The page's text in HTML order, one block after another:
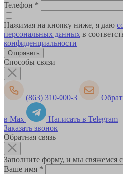
Телефон *
Нажимая на кнопку ниже, я даю
персональных данных в
конфиденциальности
Способы связи
(863) 310-000-3
в Max
Написать в Telegram
Заказать звонок
Обратная связь
Заполните форму, и мы свяжемся
Ваше имя *